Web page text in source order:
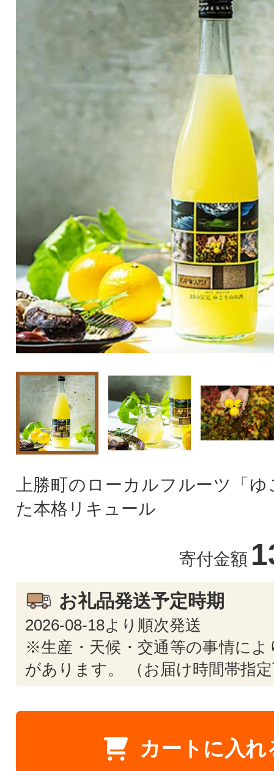
上勝町のローカルフルーツ「
た本格リキュール
寄付金額
お礼品発送予定時期
2026-08-18より順次発送
※生産・天候・交通等の事情によ
があります。 （お届け時間帯指
カートに入れ